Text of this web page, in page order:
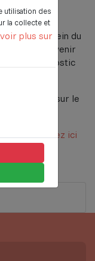
utilisation des
la collecte et
plus sur
animateurs
mission de
Sociale au sein du
d’intervenir
le diagnostic
en cliquant sur le
- Cliquez ici